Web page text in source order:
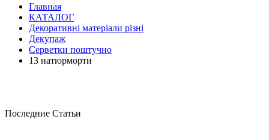
Главная
КАТАЛОГ
Декоративні матеріали різні
Декупаж
Серветки поштучно
13 натюрморти
Последние Статьи